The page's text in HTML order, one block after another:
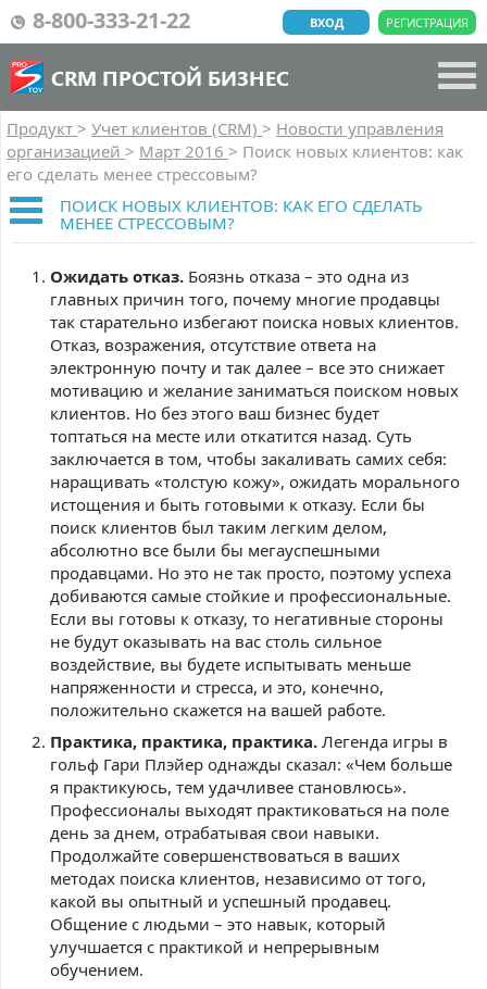
8-800-333-21-22 РЕГИСТРАЦИЯ
ВХОД
CRM ПРОСТОЙ БИЗНЕС
Продукт > Учет клиентов (CRM) > Новости управления
организацией > Март 2016 > Поиск новых клиентов: как
его сделать менее стрессовым?
ПОИСК НОВЫХ КЛИЕНТОВ: КАК ЕГО СДЕЛАТЬ
МЕНЕЕ СТРЕССОВЫМ?
Ожидать отказ. Боязнь отказа – это одна из
главных причин того, почему многие продавцы
так старательно избегают поиска новых клиентов.
Отказ, возражения, отсутствие ответа на
электронную почту и так далее – все это снижает
мотивацию и желание заниматься поиском новых
клиентов. Но без этого ваш бизнес будет
топтаться на месте или откатится назад. Суть
заключается в том, чтобы закаливать самих себя:
наращивать «толстую кожу», ожидать морального
истощения и быть готовыми к отказу. Если бы
поиск клиентов был таким легким делом,
абсолютно все были бы мегауспешными
продавцами. Но это не так просто, поэтому успеха
добиваются самые стойкие и профессиональные.
Если вы готовы к отказу, то негативные стороны
не будут оказывать на вас столь сильное
воздействие, вы будете испытывать меньше
напряженности и стресса, и это, конечно,
положительно скажется на вашей работе.
Практика, практика, практика. Легенда игры в
гольф Гари Плэйер однажды сказал: «Чем больше
я практикуюсь, тем удачливее становлюсь».
Профессионалы выходят практиковаться на поле
день за днем, отрабатывая свои навыки.
Продолжайте совершенствоваться в ваших
методах поиска клиентов, независимо от того,
какой вы опытный и успешный продавец.
Общение с людьми – это навык, который
улучшается с практикой и непрерывным
обучением.